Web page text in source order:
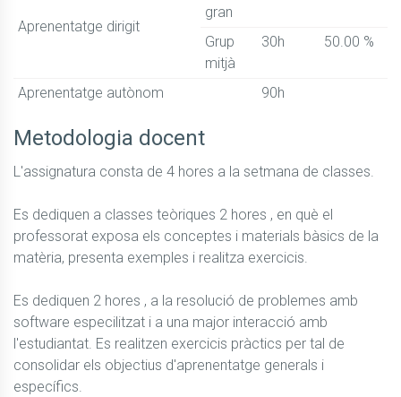
Aprenentatge dirigit
gran
Grup
mitjà
30h 50.00 %
Aprenentatge autònom 90h
Metodologia docent
L'assignatura consta de 4 hores a la setmana de classes.
Es dediquen a classes teòriques 2 hores , en què el
professorat exposa els conceptes i materials bàsics de la
matèria, presenta exemples i realitza exercicis.
Es dediquen 2 hores , a la resolució de problemes amb
software especilitzat i a una major interacció amb
l'estudiantat. Es realitzen exercicis pràctics per tal de
consolidar els objectius d'aprenentatge generals i
específics.